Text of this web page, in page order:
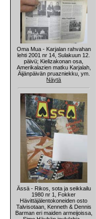
Oma Mua - Karjalan rahvahan
lehti 2001 nr 14, Sulakuun 12.
päivü; Kielizakonan osa,
Amerikalazien matku Karjalah,
Äijänpäivän pruazniekku, ym.
Näytä
Ässä - Rikos, sota ja seikkailu
1980 nr 1, Fokker
Hävittäjälentokoneiden osto
Talvisotaan, Kenneth & Dennis
Barman eri maiden armeijoissa,